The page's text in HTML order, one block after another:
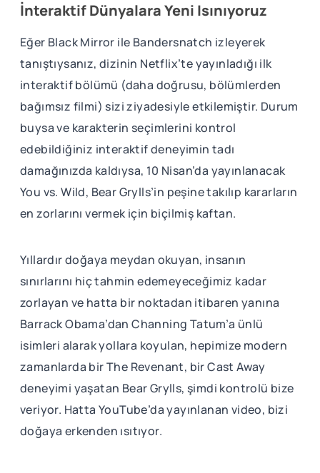
İnteraktif Dünyalara Yeni Isınıyoruz
Eğer Black Mirror ile Bandersnatch izleyerek
tanıştıysanız, dizinin Netflix’te yayınladığı ilk
interaktif bölümü (daha doğrusu, bölümlerden
bağımsız filmi) sizi ziyadesiyle etkilemiştir. Durum
buysa ve karakterin seçimlerini kontrol
edebildiğiniz interaktif deneyimin tadı
damağınızda kaldıysa, 10 Nisan’da yayınlanacak
You vs. Wild, Bear Grylls’in peşine takılıp kararların
en zorlarını vermek için biçilmiş kaftan.
Yıllardır doğaya meydan okuyan, insanın
sınırlarını hiç tahmin edemeyeceğimiz kadar
zorlayan ve hatta bir noktadan itibaren yanına
Barrack Obama’dan Channing Tatum’a ünlü
isimleri alarak yollara koyulan, hepimize modern
zamanlarda bir The Revenant, bir Cast Away
deneyimi yaşatan Bear Grylls, şimdi kontrolü bize
veriyor. Hatta YouTube’da yayınlanan video, bizi
doğaya erkenden ısıtıyor.